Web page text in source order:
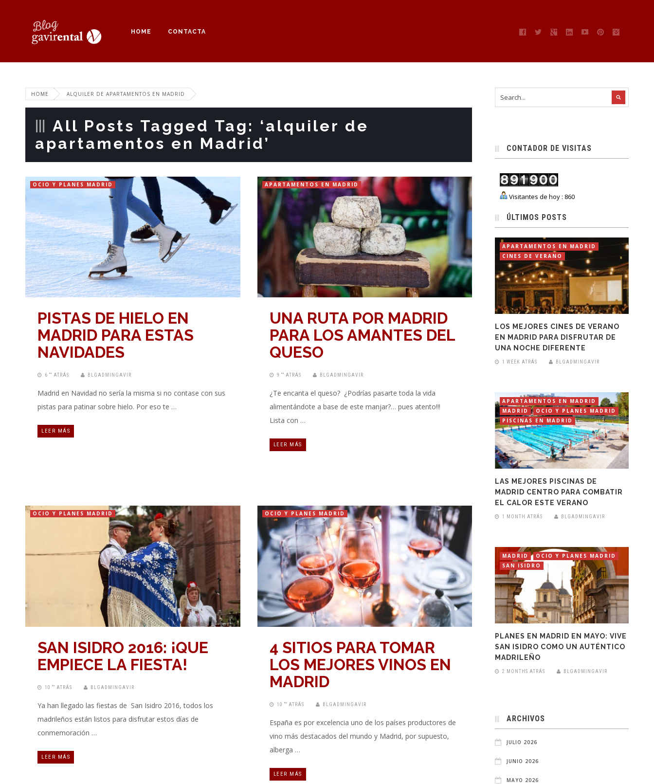
HOME CONTACTA
HOME ALQUILER DE APARTAMENTOS EN MADRID
All Posts Tagged Tag: ‘alquiler de
apartamentos en Madrid’
OCIO Y PLANES MADRID
PISTAS DE HIELO EN
MADRID PARA ESTAS
NAVIDADES
6 “” ATRÁS BLGADMINGAVIR
Madrid en Navidad no sería la misma si no contase con sus
pistas para patinar sobre hielo. Por eso te …
LEER MÁS
APARTAMENTOS EN MADRID
UNA RUTA POR MADRID
PARA LOS AMANTES DEL
QUESO
9 “” ATRÁS BLGADMINGAVIR
¿Te encanta el queso? ¿Podrías pasarte toda la vida
alimentándote a base de este manjar?… pues atento!!!
Lista con …
LEER MÁS
OCIO Y PLANES MADRID
SAN ISIDRO 2016: ¡QUE
EMPIECE LA FIESTA!
10 “” ATRÁS BLGADMINGAVIR
Ya han llegado las fiestas de San Isidro 2016, todos los
madrileños están listos para disfrutar estos días de
conmemoración …
LEER MÁS
OCIO Y PLANES MADRID
4 SITIOS PARA TOMAR
LOS MEJORES VINOS EN
MADRID
10 “” ATRÁS BLGADMINGAVIR
España es por excelencia uno de los países productores de
vino más destacados del mundo y Madrid, por supuesto,
alberga …
LEER MÁS
CONTADOR DE VISITAS
Visitantes de hoy : 860
ÚLTIMOS POSTS
APARTAMENTOS EN MADRID
CINES DE VERANO
LOS MEJORES CINES DE VERANO
EN MADRID PARA DISFRUTAR DE
UNA NOCHE DIFERENTE
1 WEEK ATRÁS BLGADMINGAVIR
APARTAMENTOS EN MADRID
MADRID
OCIO Y PLANES MADRID
PISCINAS EN MADRID
LAS MEJORES PISCINAS DE
MADRID CENTRO PARA COMBATIR
EL CALOR ESTE VERANO
1 MONTH ATRÁS BLGADMINGAVIR
MADRID
OCIO Y PLANES MADRID
SAN ISIDRO
PLANES EN MADRID EN MAYO: VIVE
SAN ISIDRO COMO UN AUTÉNTICO
MADRILEÑO
2 MONTHS ATRÁS BLGADMINGAVIR
ARCHIVOS
JULIO 2026
JUNIO 2026
MAYO 2026